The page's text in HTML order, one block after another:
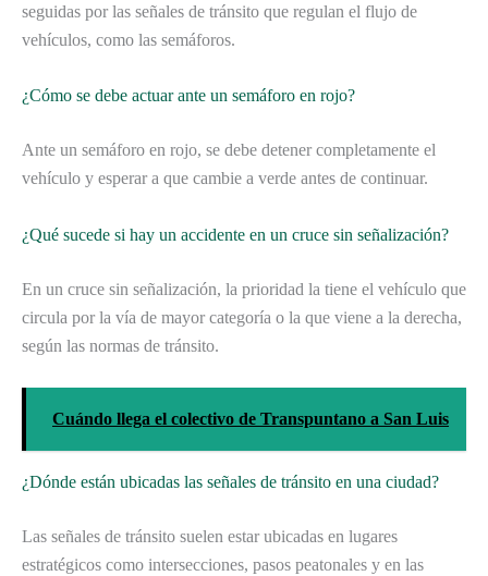
seguidas por las señales de tránsito que regulan el flujo de
vehículos, como las semáforos.
¿Cómo se debe actuar ante un semáforo en rojo?
Ante un semáforo en rojo, se debe detener completamente el
vehículo y esperar a que cambie a verde antes de continuar.
¿Qué sucede si hay un accidente en un cruce sin señalización?
En un cruce sin señalización, la prioridad la tiene el vehículo que
circula por la vía de mayor categoría o la que viene a la derecha,
según las normas de tránsito.
Cuándo llega el colectivo de Transpuntano a San Luis
¿Dónde están ubicadas las señales de tránsito en una ciudad?
Las señales de tránsito suelen estar ubicadas en lugares
estratégicos como intersecciones, pasos peatonales y en las